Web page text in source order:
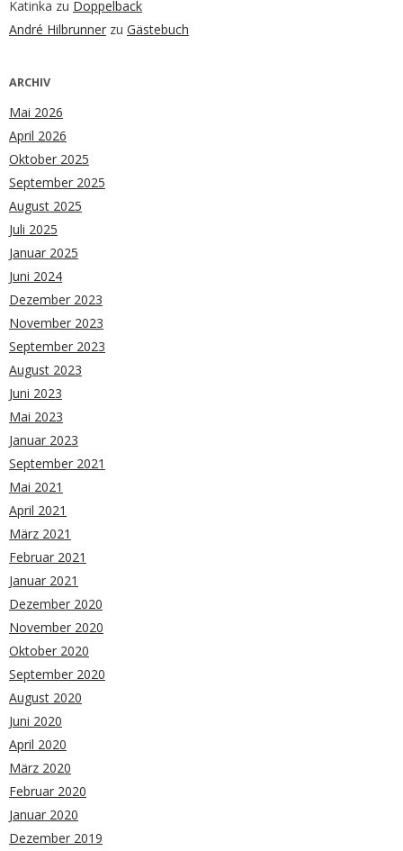
Katinka zu Doppelback
André Hilbrunner zu Gästebuch
ARCHIV
Mai 2026
April 2026
Oktober 2025
September 2025
August 2025
Juli 2025
Januar 2025
Juni 2024
Dezember 2023
November 2023
September 2023
August 2023
Juni 2023
Mai 2023
Januar 2023
September 2021
Mai 2021
April 2021
März 2021
Februar 2021
Januar 2021
Dezember 2020
November 2020
Oktober 2020
September 2020
August 2020
Juni 2020
April 2020
März 2020
Februar 2020
Januar 2020
Dezember 2019